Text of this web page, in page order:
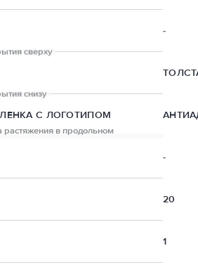
С ЛОГОТИПОМ
-
-
20
1
сверху
снизу
растяжения в продольном